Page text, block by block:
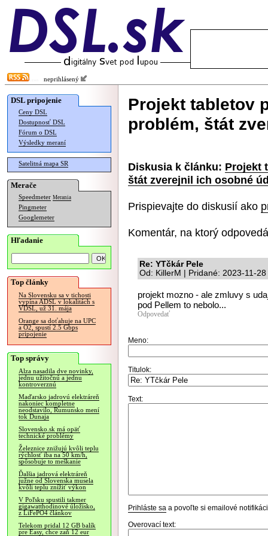
neprihlásený
DSL pripojenie
Ceny DSL
Dostupnosť DSL
Fórum o DSL
Výsledky meraní
Satelitná mapa SR
Merače
Speedmeter Merania
Pingmeter
Googlemeter
Hľadanie
Top články
Na Slovensku sa v tichosti
vypína ADSL v lokalitách s
VDSL, už 31. mája
Orange sa doťahuje na UPC
a O2, spustí 2.5 Gbps
pripojenie
Top správy
Alza nasadila dve novinky,
jednu užitočnú a jednu
kontroverznú
Maďarsko jadrovú elektráreň
nakoniec kompletne
neodstavilo, Rumunsko mení
tok Dunaja
Slovensko.sk má opäť
technické problémy
Železnice znižujú kvôli teplu
rýchlosť iba na 50 km/h,
spôsobuje to meškanie
Ďalšia jadrová elektráreň
južne od Slovenska musela
kvôli teplu znížiť výkon
V Poľsku spustili takmer
gigawatthodinové úložisko,
z LiFePO4 článkov
Telekom pridal 12 GB balík
pre Easy, chce zaň 12 eur
Projekt tabletov
problém, štát
Diskusia k článku: Projekt
štát zverejnil ich osobné
Prispievajte do diskusií ako
Komentár, na ktorý
Re: YTčkár Pele
Od: KillerM | Pridané: 2023-11-
projekt mozno - ale zmluvy s
pod Pellem to nebolo...
Odpovedať
Meno:
Titulok:
Text:
Prihláste sa a povoľte si emailové
Overovací text: